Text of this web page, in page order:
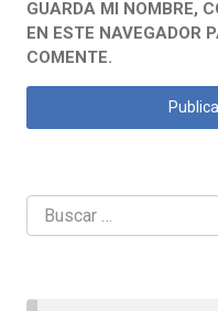
GUARDA MI NOMBRE,
EN ESTE NAVEGADOR
COMENTE.
Buscar: